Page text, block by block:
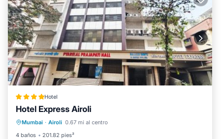
Hotel
Hotel Express Airoli
Mumbai · Airoli 0.67 mi al centro
4 baños
201.82 pies²
Aparcamiento
Aire acondicionado